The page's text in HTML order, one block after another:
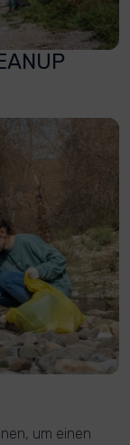
um einen